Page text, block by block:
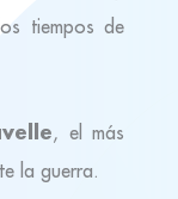
tiempos de
, el más
la guerra.